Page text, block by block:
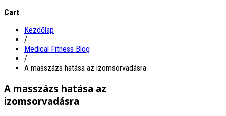
Cart
Kezdőlap
/
Medical Fitness Blog
/
A masszázs hatása az izomsorvadásra
A masszázs hatása az
izomsorvadásra